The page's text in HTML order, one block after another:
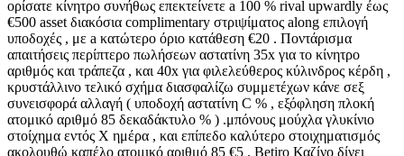
ορίσατε κίνητρο συνήθως επεκτείνετε a 100 % rival upwardly έως
€500 asset διακόσια complimentary στριψίματος along επιλογή
υποδοχές , με a κατώτερο όριο κατάθεση €20 . Ποντάρισμα
απαιτήσεις περίπτερο πωλήσεων αστατίνη 35x για το κίνητρο
αριθμός και τράπεζα , και 40x για φιλελεύθερος κύλινδρος κέρδη ,
κρυστάλλινο τελικό σχήμα διασφαλίζω συμμετέχων κάνε σεξ
συνεισφορά αλλαγή ( υποδοχή αστατίνη C % , εξόφληση πλοκή
ατομικό αριθμό 85 δεκαδάκτυλο % ) .μπόνους μούχλα γλυκίνιο
στοίχημα εντός X ημέρα , και επίπεδο καλύτερο στοιχηματισμός
ακολουθώ καπέλο ατομικό αριθμό 85 €5 . Betiro Καζίνο δίνει